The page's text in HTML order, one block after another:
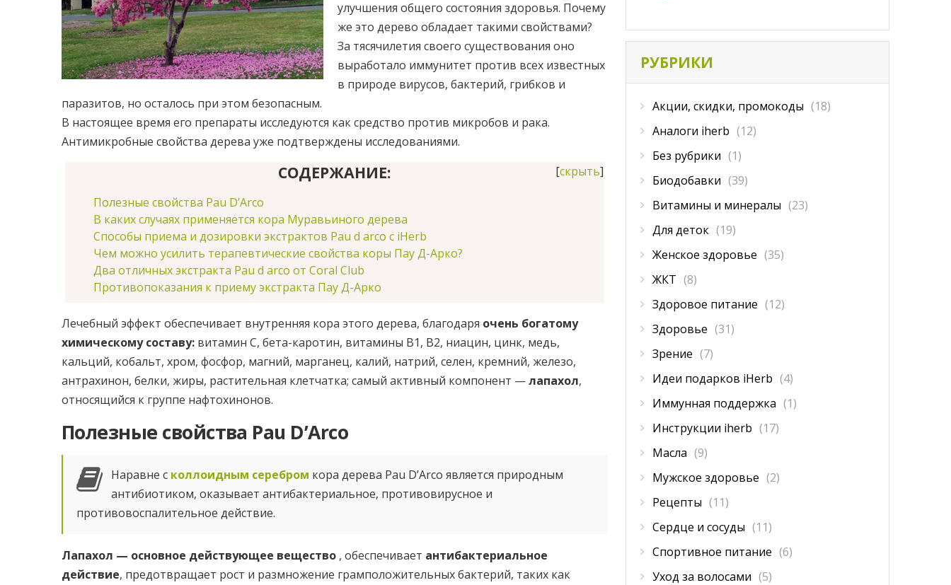
улучшения общего состояния здоровья. Почему
же это дерево обладает такими свойствами?
За тясячилетия своего существования оно
выработало иммунитет против всех известных
в природе вирусов, бактерий, грибков и
паразитов, но осталось при этом безопасным.
В настоящее время его препараты исследуются как средство против микробов и рака.
Антимикробные свойства дерева уже подтверждены исследованиями.
СОДЕРЖАНИЕ:
Полезные свойства Pau D’Arco
В каких случаях применяется кора Муравьиного дерева
Способы приема и дозировки экстрактов Pau d arco с iHerb
Чем можно усилить терапевтические свойства коры Пау Д-Арко?
Два отличных экстракта Pau d arco от Coral Club
Противопоказания к приему экстракта Пау Д-Арко
[скрыть]
Лечебный эффект обеспечивает внутренняя кора этого дерева, благодаря очень богатому
химическому составу: витамин С, бета-каротин, витамины В1, В2, ниацин, цинк, медь,
кальций, кобальт, хром, фосфор, магний, марганец, калий, натрий, селен, кремний, железо,
антрахинон, белки, жиры, растительная клетчатка; самый активный компонент —лапахол,
относящийся к группе нафтохинонов.
Полезные свойства Pau D’Arco
Наравне с коллоидным серебром кора дерева Pau D’Arco является природным
антибиотиком, оказывает антибактериальное, противовирусное и
противовоспалительное действие.
Лапахол — основное действующее вещество , обеспечивает антибактериальное
действие, предотвращает рост и размножение грамположительных бактерий, таких как
РУБРИКИ
Акции, скидки, промокоды (18)
Аналоги iherb (12)
Без рубрики (1)
Биодобавки (39)
Витамины и минералы (23)
Для деток (19)
Женское здоровье (35)
ЖКТ (8)
Здоровое питание (12)
Здоровье (31)
Зрение (7)
Идеи подарков iHerb (4)
Иммунная поддержка (1)
Инструкции iherb (17)
Масла (9)
Мужское здоровье (2)
Рецепты (11)
Сердце и сосуды (11)
Спортивное питание (6)
Уход за волосами (5)